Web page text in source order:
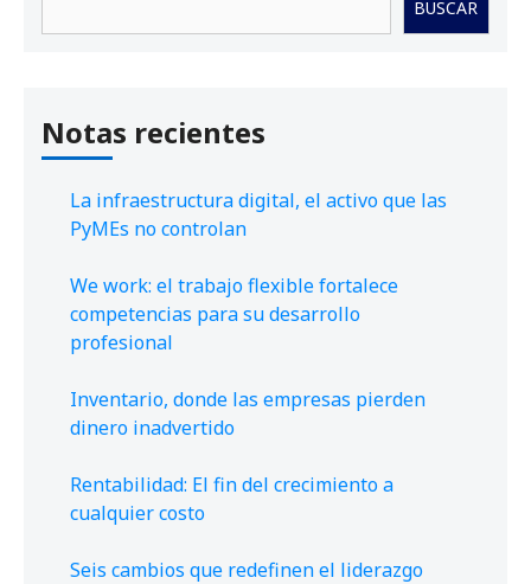
BUSCAR
Notas recientes
La infraestructura digital, el activo que las
PyMEs no controlan
We work: el trabajo flexible fortalece
competencias para su desarrollo
profesional
Inventario, donde las empresas pierden
dinero inadvertido
Rentabilidad: El fin del crecimiento a
cualquier costo
Seis cambios que redefinen el liderazgo